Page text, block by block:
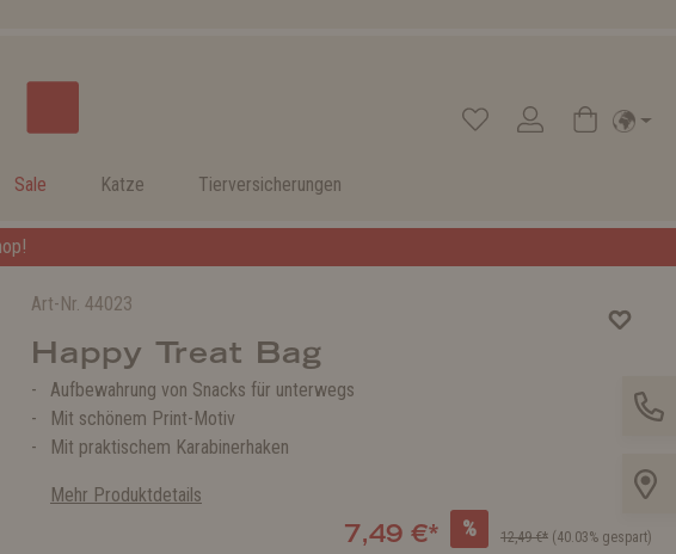
Sale Katze Tierversicherungen
Art-Nr. 44023
Happy Treat Bag
Aufbewahrung von Snacks für unterwegs
Mit schönem Print-Motiv
Mit praktischem Karabinerhaken
Mehr Produktdetails
7,49 €* % 12,49 €* (40.03% gespart)